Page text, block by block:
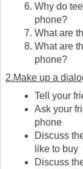
Why do
phone?
What are
What are
phone?
2.Make up a
Tell your
Ask your
phone
Discuss
like to buy
Discuss